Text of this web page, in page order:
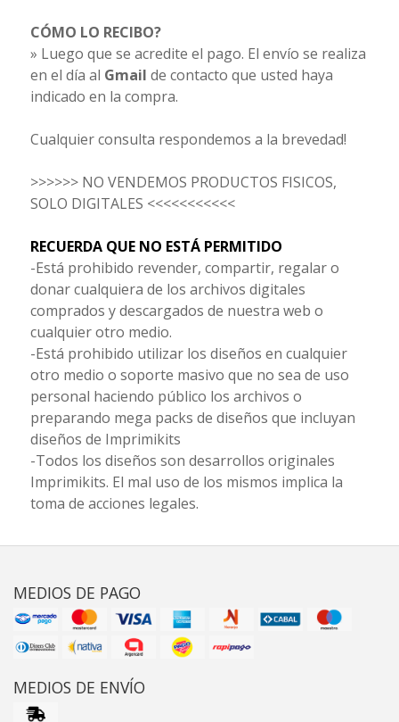
CÓMO LO RECIBO?
» Luego que se acredite el pago. El envío se realiza
en el día al Gmail de contacto que usted haya
indicado en la compra.
Cualquier consulta respondemos a la brevedad!
>>>>>> NO VENDEMOS PRODUCTOS FISICOS,
SOLO DIGITALES <<<<<<<<<<<
RECUERDA QUE NO ESTÁ PERMITIDO
-Está prohibido revender, compartir, regalar o
donar cualquiera de los archivos digitales
comprados y descargados de nuestra web o
cualquier otro medio.
-Está prohibido utilizar los diseños en cualquier
otro medio o soporte masivo que no sea de uso
personal haciendo público los archivos o
preparando mega packs de diseños que incluyan
diseños de Imprimikits
-Todos los diseños son desarrollos originales
Imprimikits. El mal uso de los mismos implica la
toma de acciones legales.
MEDIOS DE PAGO
MEDIOS DE ENVÍO